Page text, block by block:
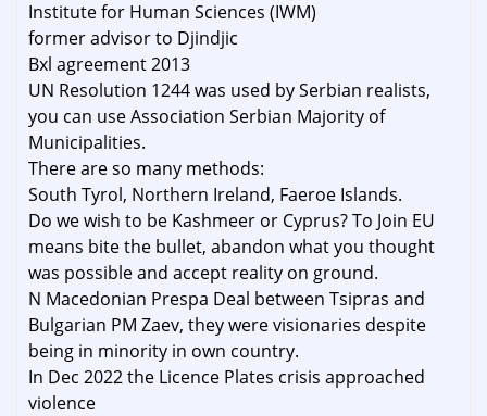
Institute for Human Sciences (IWM)
former advisor to Djindjic
Bxl agreement 2013
UN Resolution 1244 was used by Serbian realists,
you can use Association Serbian Majority of
Municipalities.
There are so many methods:
South Tyrol, Northern Ireland, Faeroe Islands.
Do we wish to be Kashmeer or Cyprus? To Join EU
means bite the bullet, abandon what you thought
was possible and accept reality on ground.
N Macedonian Prespa Deal between Tsipras and
Bulgarian PM Zaev, they were visionaries despite
being in minority in own country.
In Dec 2022 the Licence Plates crisis approached
violence